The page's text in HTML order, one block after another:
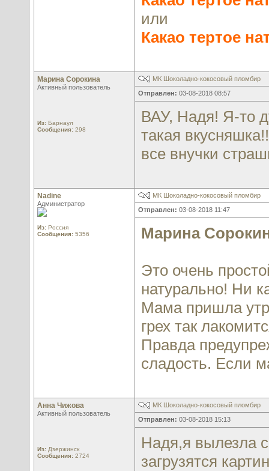
или
Какао тертое
Марина Сорокина
Активный пользователь
Из: Барнаул
Сообщения: 298
МК Шоколадно-кокосовый пломбир
Отправлен: 03-08-2018 08:57
ВАУ, Надя! Я-то
такая
все внучки
Nadine
Администратор
Из: Россия
Сообщения: 5356
МК Шоколадно-кокосовый пломбир
Отправлен: 03-08-2018 11:47
Марина
Это очень
натурально! Ни
Мама пришла
грех так
Правда
сладость. Если
Анна Чижова
Активный пользователь
Из: Дзержинск
Сообщения: 2724
МК Шоколадно-кокосовый пломбир
Отправлен: 03-08-2018 15:13
Надя,я вылезла
загрузятся